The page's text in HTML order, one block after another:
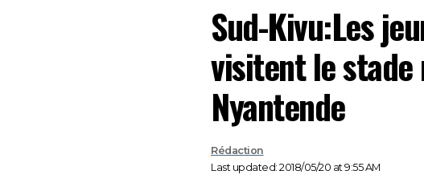
Sud-Kivu:Les
visitent le
Nyantende
Last updated: 2018/05/20 at 9:55 AM
Rédaction